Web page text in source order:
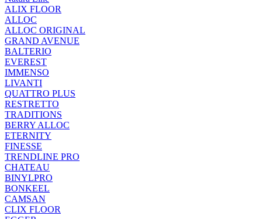
ALIX FLOOR
ALLOC
ALLOC ORIGINAL
GRAND AVENUE
BALTERIO
EVEREST
IMMENSO
LIVANTI
QUATTRO PLUS
RESTRETTO
TRADITIONS
BERRY ALLOC
ETERNITY
FINESSE
TRENDLINE PRO
CHATEAU
BINYLPRO
BONKEEL
CAMSAN
CLIX FLOOR